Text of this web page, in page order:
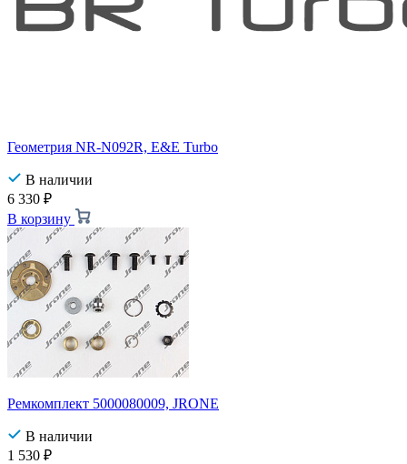
Геометрия NR-N092R, E&E Turbo
В наличии
6 330 ₽
В корзину
Ремкомплект 5000080009, JRONE
В наличии
1 530 ₽